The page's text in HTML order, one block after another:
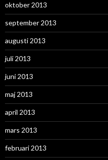
oktober 2013
september 2013
augusti 2013
juli 2013
juni 2013
maj 2013
april 2013
mars 2013
februari 2013